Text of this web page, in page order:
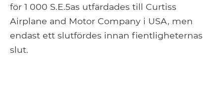
för 1 000 S.E.5as utfärdades till Curtiss
Airplane and Motor Company i USA, men
endast ett slutfördes innan fientligheternas
slut.